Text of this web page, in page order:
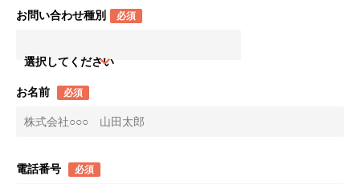
お問い合わせ種別 必須
選択してください
お名前 必須
電話番号 必須